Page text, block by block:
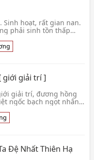
Sinh hoạt, rất gian nan.
phải sinh tồn thấp
giới giải trí ]
giải trí, đương hồng
ngốc bạch ngọt nhân
Điểm
Đệ Nhất Thiên Hạ